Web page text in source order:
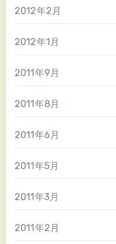
2012年2月
2012年1月
2011年9月
2011年8月
2011年6月
2011年5月
2011年3月
2011年2月